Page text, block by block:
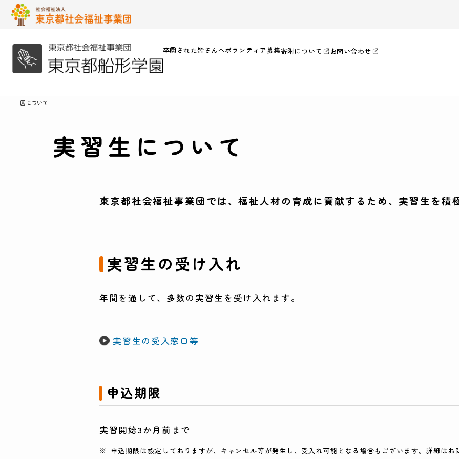
卒園された皆さんへボランティア募集寄附について お問い合わせ
園について
実習生について
東京都社会福祉事業団では、福祉人材の育成に貢献するため、実習生を積
実習生の受け入れ
年間を通して、多数の実習生を受け入れます。
実習生の受入窓口等
申込期限
実習開始3か月前まで
申込期限は設定しておりますが、キャンセル等が発生し、受入れ可能となる場合もございます。詳細はお